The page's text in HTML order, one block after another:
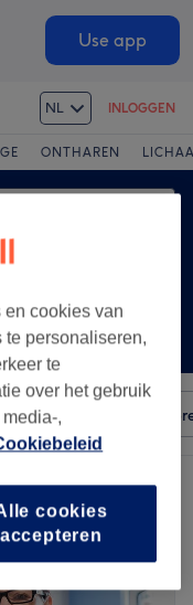
Use app
NL INLOGGEN
ONTHAREN
Antwerpen
cookies van
te personaliseren,
te
over het gebruik
,
cookies
accepteren